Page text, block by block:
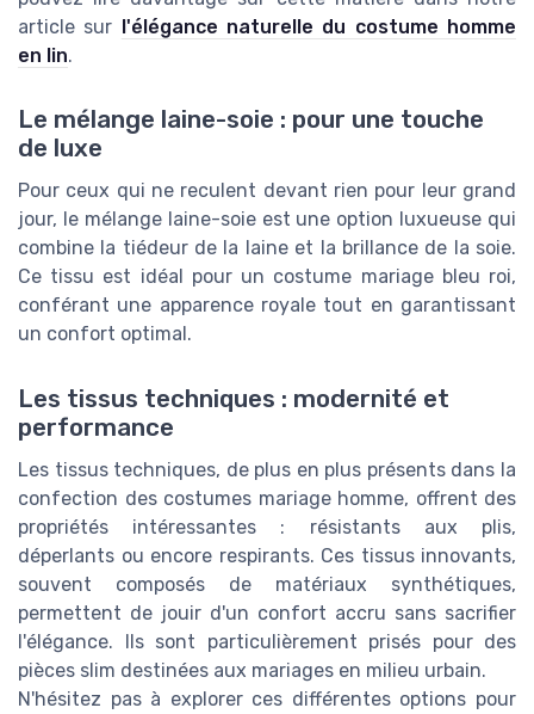
article sur
l'élégance naturelle du costume homme
en lin.
Le mélange laine-soie : pour une touche
de luxe
Pour ceux qui ne reculent devant rien pour leur grand
jour, le mélange laine-soie est une option luxueuse qui
combine la tiédeur de la laine et la brillance de la soie.
Ce tissu est idéal pour un costume mariage bleu roi,
conférant une apparence royale tout en garantissant
un confort optimal.
Les tissus techniques : modernité et
performance
Les tissus techniques, de plus en plus présents dans la
confection des costumes mariage homme, offrent des
propriétés intéressantes : résistants aux plis,
déperlants ou encore respirants. Ces tissus innovants,
souvent composés de matériaux synthétiques,
permettent de jouir d'un confort accru sans sacrifier
l'élégance. Ils sont particulièrement prisés pour des
pièces slim destinées aux mariages en milieu urbain.
N'hésitez pas à explorer ces différentes options pour